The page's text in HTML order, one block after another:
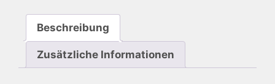
JP
Beschreibung
Zusätzliche Informationen